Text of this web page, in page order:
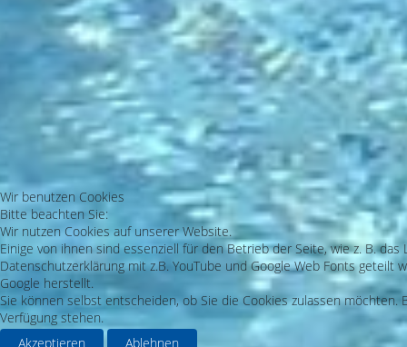
Wir benutzen Cookies
Bitte beachten Sie:
Wir nutzen Cookies auf unserer Website.
Einige von ihnen sind essenziell für den Betrieb der Seite, wie z. B.
Datenschutzerklärung mit z.B. YouTube und Google Web Fonts
Google herstellt.
Sie können selbst entscheiden, ob Sie die Cookies zulassen
Verfügung stehen.
Akzeptieren
Ablehnen